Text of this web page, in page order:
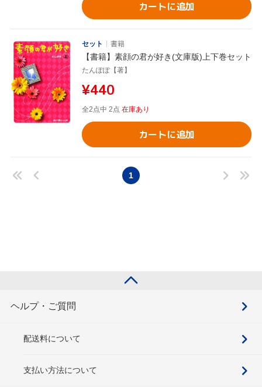
カートに追加
セット 書籍
【書籍】素顔の君が好き(文庫版)上下巻セット
たんぽぽ【著】
¥440
全2点中 2点 在庫あり
カートに追加
1
ヘルプ・ご質問
配送料について
支払い方法について